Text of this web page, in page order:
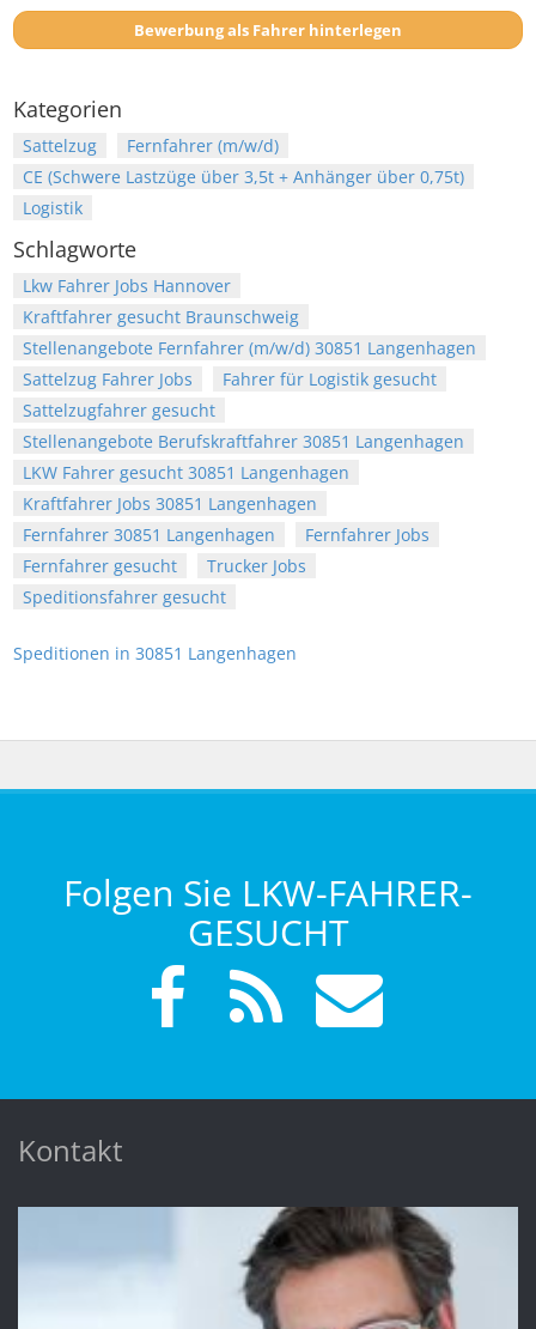
Bewerbung als Fahrer hinterlegen
Kategorien
Sattelzug
Fernfahrer (m/w/d)
CE (Schwere Lastzüge über 3,5t + Anhänger über 0,75t)
Logistik
Schlagworte
Lkw Fahrer Jobs Hannover
Kraftfahrer gesucht Braunschweig
Stellenangebote Fernfahrer (m/w/d) 30851 Langenhagen
Sattelzug Fahrer Jobs
Fahrer für Logistik gesucht
Sattelzugfahrer gesucht
Stellenangebote Berufskraftfahrer 30851 Langenhagen
LKW Fahrer gesucht 30851 Langenhagen
Kraftfahrer Jobs 30851 Langenhagen
Fernfahrer 30851 Langenhagen
Fernfahrer Jobs
Fernfahrer gesucht
Trucker Jobs
Speditionsfahrer gesucht
Speditionen in 30851 Langenhagen
Folgen Sie LKW-FAHRER-
GESUCHT
Kontakt